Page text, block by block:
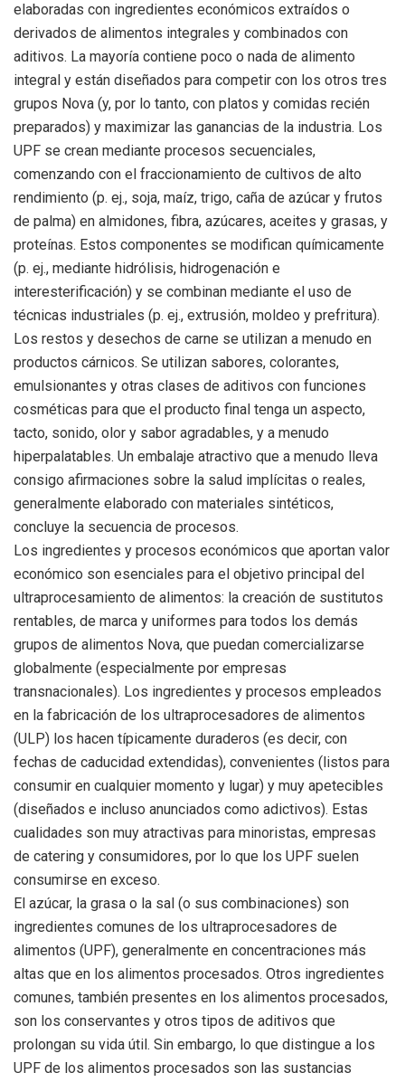
elaboradas con ingredientes económicos extraídos o
derivados de alimentos integrales y combinados con
aditivos. La mayoría contiene poco o nada de alimento
integral y están diseñados para competir con los otros tres
grupos Nova (y, por lo tanto, con platos y comidas recién
preparados) y maximizar las ganancias de la industria. Los
UPF se crean mediante procesos secuenciales,
comenzando con el fraccionamiento de cultivos de alto
rendimiento (p. ej., soja, maíz, trigo, caña de azúcar y frutos
de palma) en almidones, fibra, azúcares, aceites y grasas, y
proteínas. Estos componentes se modifican químicamente
(p. ej., mediante hidrólisis, hidrogenación e
interesterificación) y se combinan mediante el uso de
técnicas industriales (p. ej., extrusión, moldeo y prefritura).
Los restos y desechos de carne se utilizan a menudo en
productos cárnicos. Se utilizan sabores, colorantes,
emulsionantes y otras clases de aditivos con funciones
cosméticas para que el producto final tenga un aspecto,
tacto, sonido, olor y sabor agradables, y a menudo
hiperpalatables. Un embalaje atractivo que a menudo lleva
consigo afirmaciones sobre la salud implícitas o reales,
generalmente elaborado con materiales sintéticos,
concluye la secuencia de procesos.
Los ingredientes y procesos económicos que aportan valor
económico son esenciales para el objetivo principal del
ultraprocesamiento de alimentos: la creación de sustitutos
rentables, de marca y uniformes para todos los demás
grupos de alimentos Nova, que puedan comercializarse
globalmente (especialmente por empresas
transnacionales). Los ingredientes y procesos empleados
en la fabricación de los ultraprocesadores de alimentos
(ULP) los hacen típicamente duraderos (es decir, con
fechas de caducidad extendidas), convenientes (listos para
consumir en cualquier momento y lugar) y muy apetecibles
(diseñados e incluso anunciados como adictivos). Estas
cualidades son muy atractivas para minoristas, empresas
de catering y consumidores, por lo que los UPF suelen
consumirse en exceso.
El azúcar, la grasa o la sal (o sus combinaciones) son
ingredientes comunes de los ultraprocesadores de
alimentos (UPF), generalmente en concentraciones más
altas que en los alimentos procesados. Otros ingredientes
comunes, también presentes en los alimentos procesados,
son los conservantes y otros tipos de aditivos que
prolongan su vida útil. Sin embargo, lo que distingue a los
UPF de los alimentos procesados ​​son las sustancias